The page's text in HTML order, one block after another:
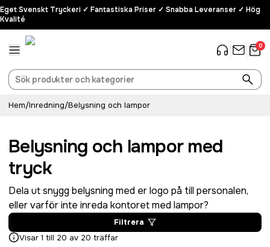
Eget Svenskt Tryckeri ✓ Fantastiska Priser ✓ Snabba Leveranser ✓ Hög
Kvalité
0
Hem/Inredning/Belysning och lampor
Belysning och lampor med
tryck
Dela ut snygg belysning med er logo på till personalen,
eller varför inte inreda kontoret med lampor?
Filtrera
Visar 1 till 20 av 20 träffar